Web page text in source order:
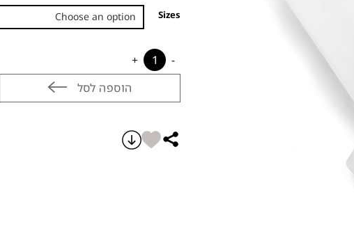
Sizes
מילוי לכרית נקניק quantity
הוספה לסל